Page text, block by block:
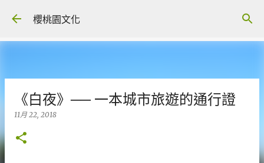
櫻桃園文化
《白夜》── 一本城市旅遊的通行證
11月 22, 2018